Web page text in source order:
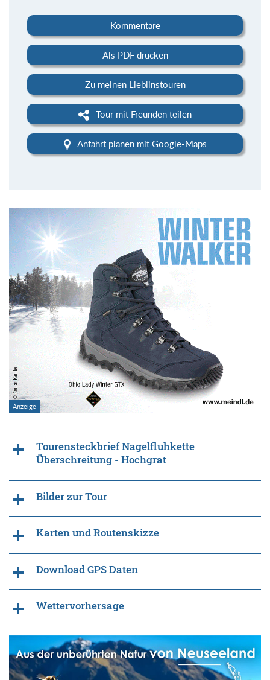
Kommentare
Als PDF drucken
Zu meinen Lieblinstouren
Tour mit Freunden teilen
Anfahrt planen mit Google-Maps
Tourensteckbrief Nagelfluhkette
Überschreitung - Hochgrat
Bilder zur Tour
Karten und Routenskizze
Download GPS Daten
Wettervorhersage